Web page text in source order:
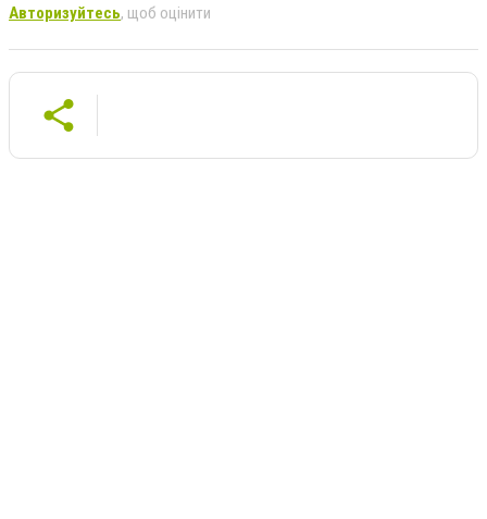
Авторизуйтесь, щоб оцінити